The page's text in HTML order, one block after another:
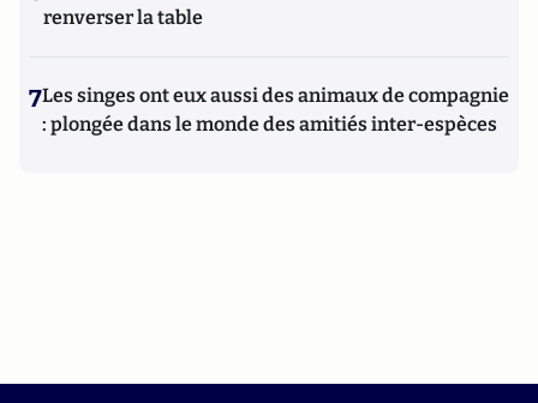
renverser la table
7Les singes ont eux aussi des animaux de compagnie
: plongée dans le monde des amitiés inter-espèces